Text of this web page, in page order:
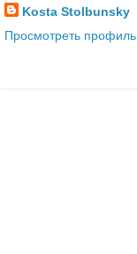
Kosta Stolbunsky
Просмотреть профиль